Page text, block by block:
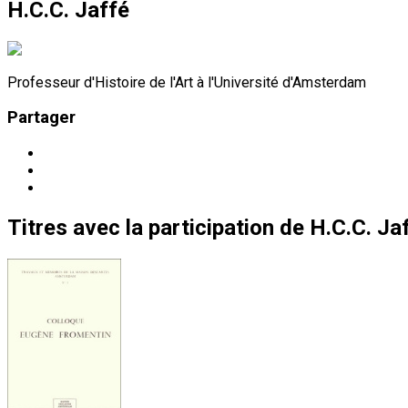
H.C.C. Jaffé
Professeur d'Histoire de l'Art à l'Université d'Amsterdam
Partager
Titres avec la participation de H.C.C.